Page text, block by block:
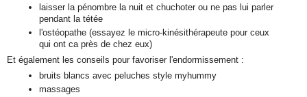
laisser la pénombre la nuit et chuchoter ou ne pas lui parler
pendant la tétée
l'ostéopathe (essayez le micro-kinésithérapeute pour ceux
qui ont ca près de chez eux)
Et également les conseils pour favoriser l'endormissement :
bruits blancs avec peluches style myhummy
massages